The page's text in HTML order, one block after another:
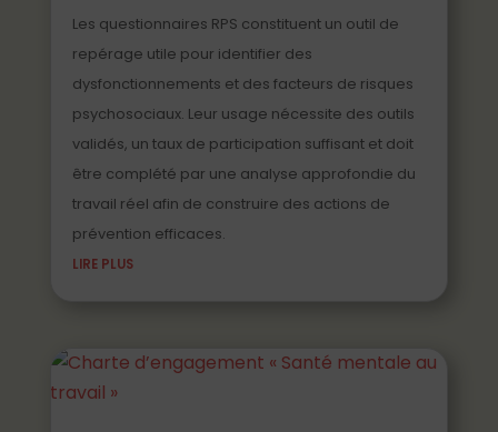
Les questionnaires RPS constituent un outil de
repérage utile pour identifier des
dysfonctionnements et des facteurs de risques
psychosociaux. Leur usage nécessite des outils
validés, un taux de participation suffisant et doit
être complété par une analyse approfondie du
travail réel afin de construire des actions de
prévention efficaces.
LIRE PLUS